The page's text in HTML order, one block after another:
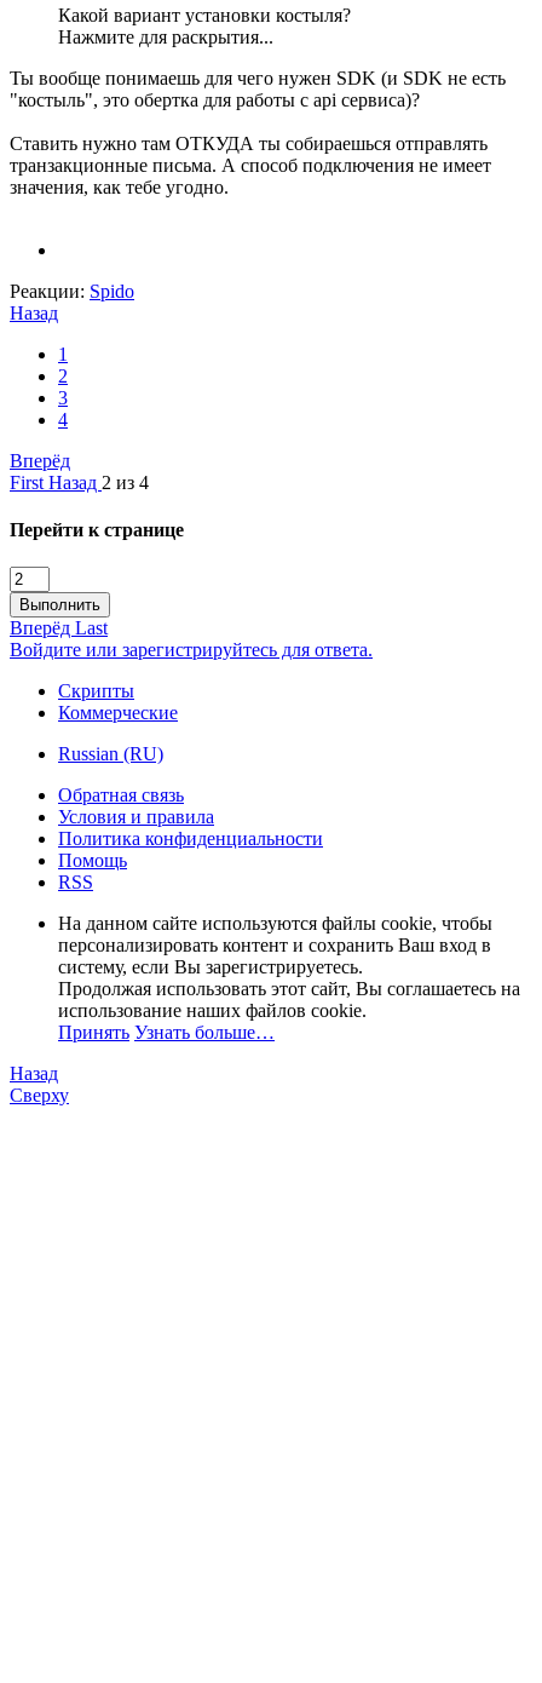
Какой вариант установки костыля?
Нажмите для раскрытия...
Ты вообще понимаешь для чего нужен SDK (и SDK не есть
"костыль", это обертка для работы с api сервиса)?
Ставить нужно там ОТКУДА ты собираешься отправлять
транзакционные письма. А способ подключения не имеет
значения, как тебе угодно.
Реакции: Spido
Назад
1
2
3
4
Вперёд
First Назад 2 из 4
Перейти к странице
Выполнить
Вперёд Last
Войдите или зарегистрируйтесь для ответа.
Скрипты
Коммерческие
Russian (RU)
Обратная связь
Условия и правила
Политика конфиденциальности
Помощь
RSS
На данном сайте используются файлы cookie, чтобы
персонализировать контент и сохранить Ваш вход в
систему, если Вы зарегистрируетесь.
Продолжая использовать этот сайт, Вы соглашаетесь на
использование наших файлов cookie.
Принять Узнать больше…
Назад
Сверху